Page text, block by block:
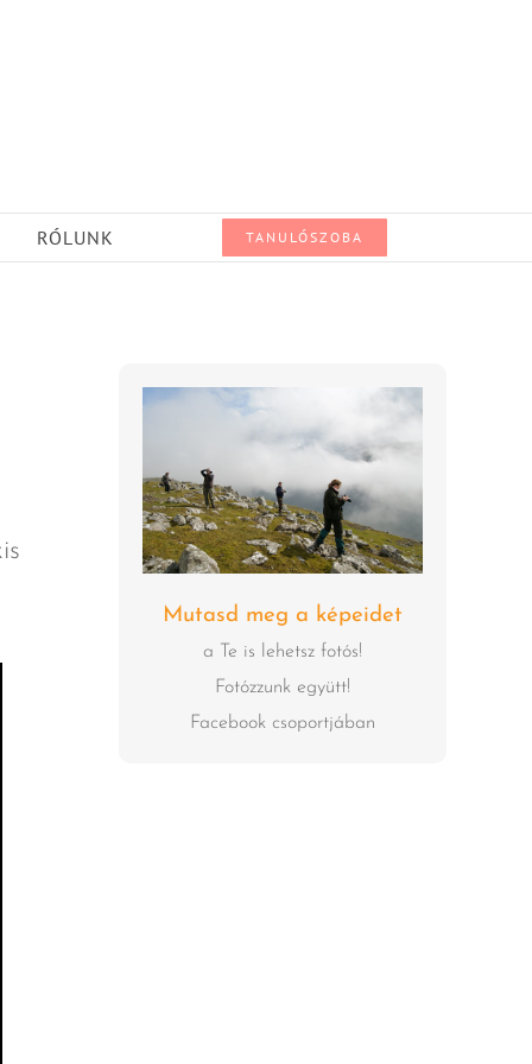
RÓLUNK TANULÓSZOBA
Mutasd meg a képeidet
a Te is lehetsz fotós!
Fotózzunk együtt!
Facebook csoportjában